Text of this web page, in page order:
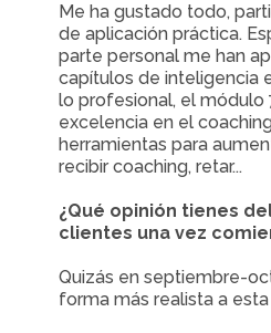
Me ha gustado todo,
de aplicación práctica.
parte personal me han
capítulos de inteligencia
lo profesional, el módulo
excelencia en el
herramientas para
recibir coaching, retar...
¿Qué opinión tienes
clientes una vez
Quizás en septiembre-
forma más realista a